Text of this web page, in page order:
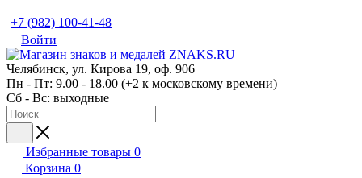
+7 (982) 100-41-48
Войти
Челябинск, ул. Кирова 19, оф. 906
Пн - Пт: 9.00 - 18.00 (+2 к московскому времени)
Сб - Вс: выходные
Избранные товары 0
Корзина 0